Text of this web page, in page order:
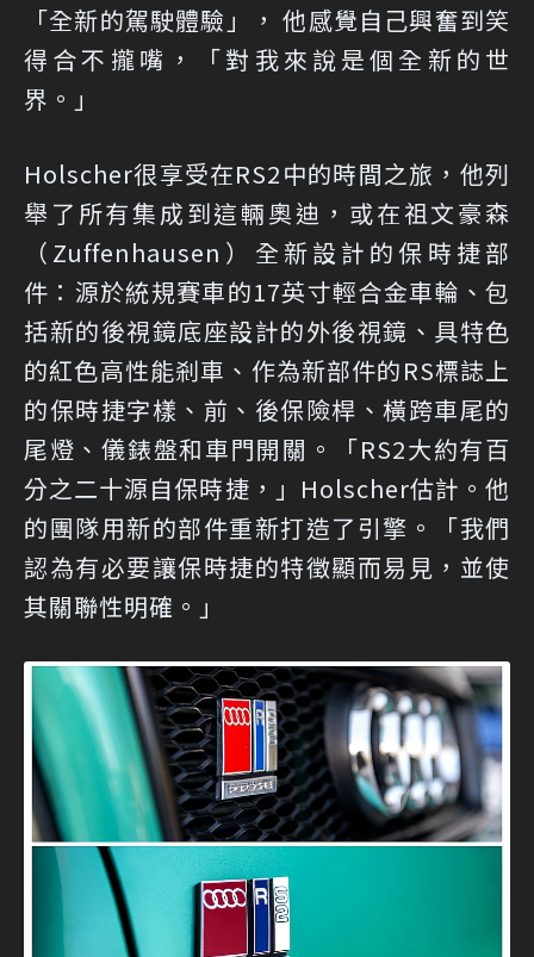
「全新的駕駛體驗」， 他感覺自己興奮到笑
得合不攏嘴，「對我來說是個全新的世
界。」
Holscher很享受在RS2中的時間之旅，他列
舉了所有集成到這輛奧迪，或在祖文豪森
（Zuffenhausen）全新設計的保時捷部
件：源於統規賽車的17英寸輕合金車輪、包
括新的後視鏡底座設計的外後視鏡、具特色
的紅色高性能剎車、作為新部件的RS標誌上
的保時捷字樣、前、後保險桿、橫跨車尾的
尾燈、儀錶盤和車門開關。「RS2大約有百
分之二十源自保時捷，」Holscher估計。他
的團隊用新的部件重新打造了引擎。「我們
認為有必要讓保時捷的特徵顯而易見，並使
其關聯性明確。」